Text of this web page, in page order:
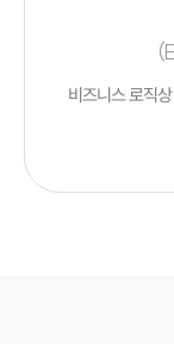
비즈니스 로직